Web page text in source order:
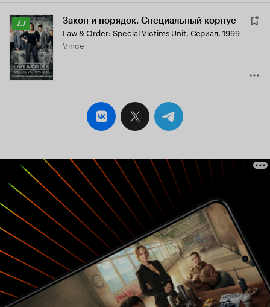
Рейтинг
Кинопоиска
7.7
7.7 Закон и порядок. Специальный корпус
Law & Order: Special Victims Unit, Сериал, 1999
Vince